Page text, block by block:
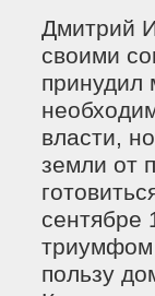
Дмитрий
своими
принудил
власти,
земли от
сентябре
триумфом
пользу